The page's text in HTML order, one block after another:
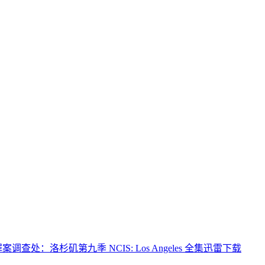
调查处：洛杉矶第九季 NCIS: Los Angeles 全集迅雷下载